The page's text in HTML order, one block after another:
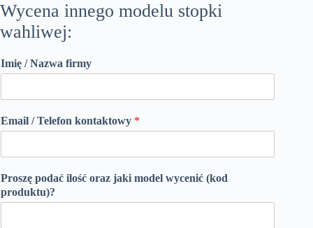
Wycena innego modelu stopki
wahliwej:
Imię / Nazwa firmy
Email / Telefon kontaktowy *
Proszę podać ilość oraz jaki model wycenić (kod
produktu)?